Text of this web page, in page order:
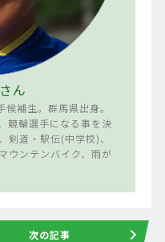
ん
補生。群馬県出身。
競輪選手になる事を決
剣道・駅伝(中学校)、
ウンテンバイク、雨が
次の記事